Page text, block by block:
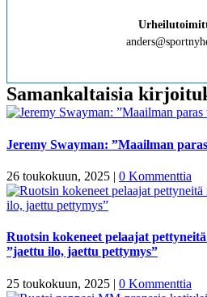
Samankaltaisia
Jeremy Swayman: ”Maailman
26 toukokuun, 2025 | 0 Kommenttia
Ruotsin kokeneet pelaajat
”jaettu ilo, jaettu pettymys”
25 toukokuun, 2025 | 0 Kommenttia